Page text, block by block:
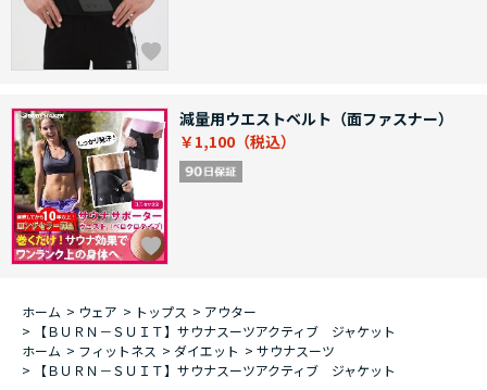
減量用ウエストベルト（面ファスナー）
￥1,100
ホーム > ウェア > トップス > アウター
>
【ＢＵＲＮ－ＳＵＩＴ】サウナスーツアクティブ ジャケット
ホーム > フィットネス > ダイエット > サウナスーツ
>
【ＢＵＲＮ－ＳＵＩＴ】サウナスーツアクティブ ジャケット